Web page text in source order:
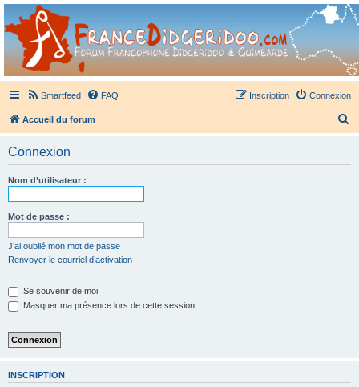
France Didgeridoo
Didgeridoo et Guimbarde sur France Didgeridoo - retrouvez la communauté.
Smartfeed FAQ Connexion
Inscription
Accueil du forum
Connexion
Nom d’utilisateur :
Mot de passe :
J’ai oublié mon mot de passe
Renvoyer le courriel d’activation
Se souvenir de moi
Masquer ma présence lors de cette session
INSCRIPTION